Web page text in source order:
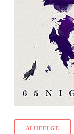
ALUFELGE